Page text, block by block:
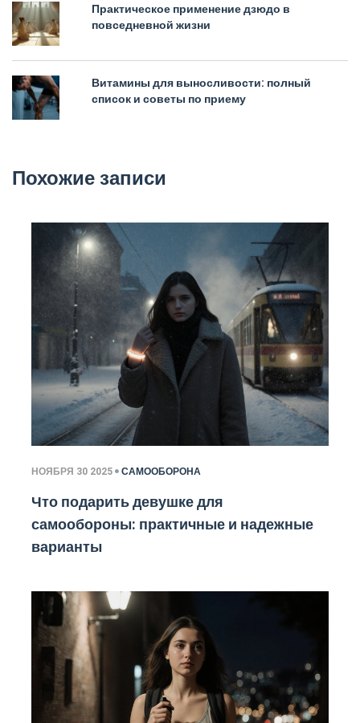
Практическое применение дзюдо в
повседневной жизни
Витамины для выносливости: полный
список и советы по приему
Похожие записи
НОЯБРЯ 30 2025 САМООБОРОНА
Что подарить девушке для
самообороны: практичные и надежные
варианты